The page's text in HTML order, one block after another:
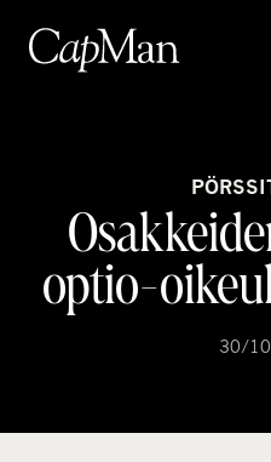
sisältöön
optio-
30/